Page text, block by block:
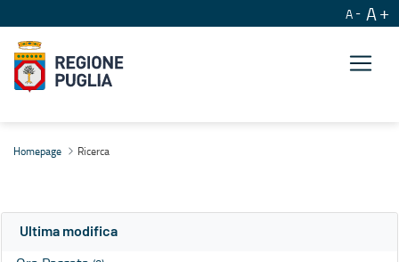
A A
Homepage Ricerca
Ultima modifica